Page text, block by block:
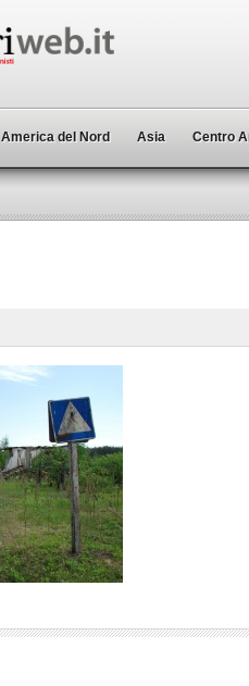
America del Nord Asia Centro